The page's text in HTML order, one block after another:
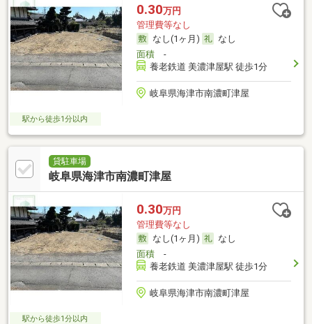
0.30万円
管理費等なし
なし(1ヶ月)
なし
面積-
養老鉄道 美濃津屋駅 徒歩1分
岐阜県海津市南濃町津屋
駅から徒歩1分以内
貸駐車場
岐阜県海津市南濃町津屋
0.30万円
管理費等なし
なし(1ヶ月)
なし
面積-
養老鉄道 美濃津屋駅 徒歩1分
岐阜県海津市南濃町津屋
駅から徒歩1分以内